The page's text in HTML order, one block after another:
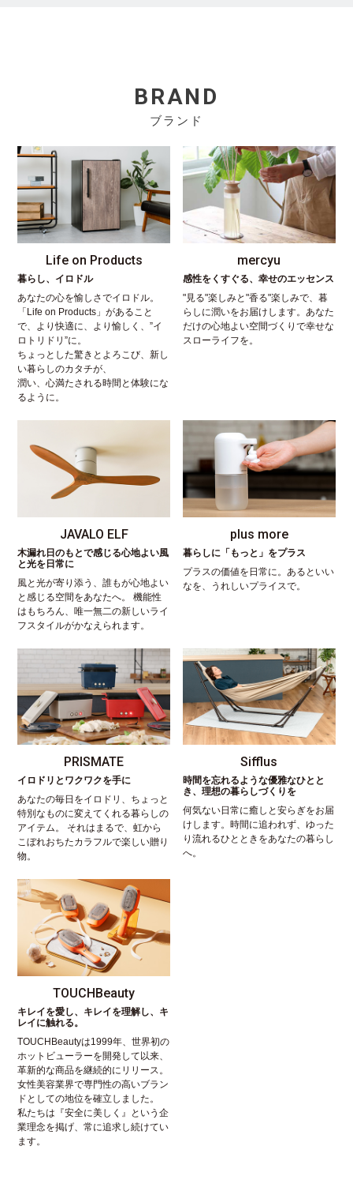
BRAND
ブランド
Life on Products
暮らし、イロドル
あなたの心を愉しさでイロドル。
「Life on Products」があること
で、より快適に、より愉しく、”イ
ロトリドリ”に。
ちょっとした驚きとよろこび、新し
い暮らしのカタチが、
潤い、心満たされる時間と体験にな
るように。
mercyu
感性をくすぐる、幸せのエッセンス
"見る"楽しみと"香る"楽しみで、暮
らしに潤いをお届けします。あなた
だけの心地よい空間づくりで幸せな
スローライフを。
JAVALO ELF
木漏れ日のもとで感じる心地よい風
と光を日常に
風と光が寄り添う、誰もが心地よい
と感じる空間をあなたへ。 機能性
はもちろん、唯一無二の新しいライ
フスタイルがかなえられます。
plus more
暮らしに「もっと」をプラス
プラスの価値を日常に。あるといい
なを、うれしいプライスで。
PRISMATE
イロドリとワクワクを手に
あなたの毎日をイロドリ、ちょっと
特別なものに変えてくれる暮らしの
アイテム。 それはまるで、虹から
こぼれおちたカラフルで楽しい贈り
物。
Sifflus
時間を忘れるような優雅なひとと
き、理想の暮らしづくりを
何気ない日常に癒しと安らぎをお届
けします。時間に追われず、ゆった
り流れるひとときをあなたの暮らし
へ。
TOUCHBeauty
キレイを愛し、キレイを理解し、キ
レイに触れる。
TOUCHBeautyは1999年、世界初の
ホットビューラーを開発して以来、
革新的な商品を継続的にリリース。
女性美容業界で専門性の高いブラン
ドとしての地位を確立しました。
私たちは『安全に美しく』という企
業理念を掲げ、常に追求し続けてい
ます。